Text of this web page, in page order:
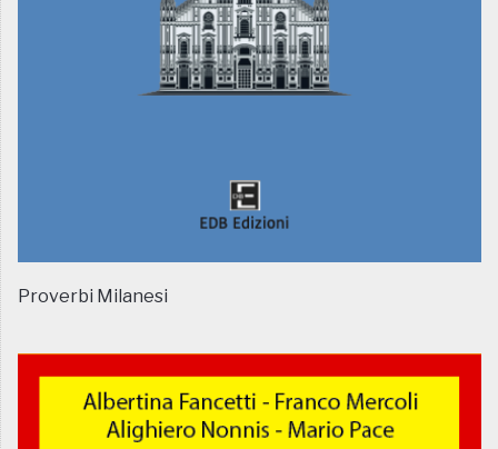
Proverbi Milanesi